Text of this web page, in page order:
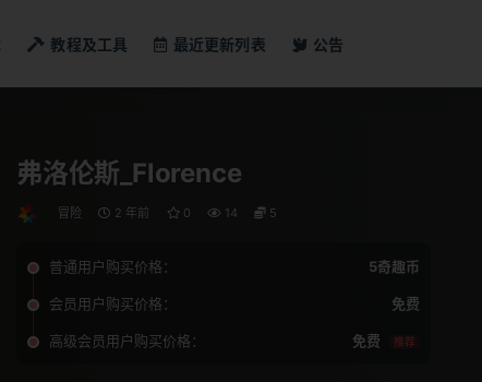
教程及工具 最近更新列表 公告
弗洛伦斯_Florence
冒险 2 年前 0 14 5
普通用户购买价格： 5奇趣币
会员用户购买价格： 免费
高级会员用户购买价格： 免费 推荐